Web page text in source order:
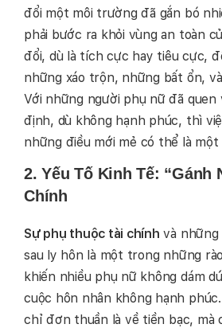
đổi một môi trường đã gắn bó
phải bước ra khỏi vùng an toàn
đổi, dù là tích cực hay tiêu cực,
những xáo trộn, những bất ổn,
Với những người phụ nữ đã quen
định, dù không hạnh phúc, thì
những điều mới mẻ có thể là một
2. Yếu Tố Kinh Tế: “Gánh
Chính
Sự phụ thuộc tài chính và những
sau ly hôn là một trong những
khiến nhiều phụ nữ không dám
cuộc hôn nhân không hạnh
chỉ đơn thuần là về tiền bạc, mà